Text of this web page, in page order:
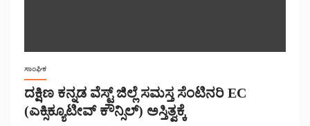
ಸಾಂಘಿಕ
ದಕ್ಷಿಣ ಕನ್ನಡ ವೆಸ್ಟ್ ಜಿಲ್ಲೆ ಸಮಸ್ತ ಸೆಂಟಿನರಿ EC
(ಎಕ್ಸಿಕ್ಯೂಟೀವ್ ಕೌನ್ಸಿಲ್) ಅಸ್ತಿತ್ವಕ್ಕೆ